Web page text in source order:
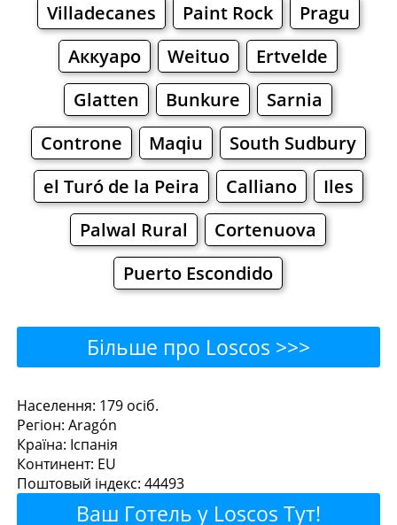
Villadecanes
Paint Rock
Pragu
Аккуаро
Weituo
Ertvelde
Glatten
Bunkure
Sarnia
Controne
Maqiu
South Sudbury
el Turó de la Peira
Calliano
Iles
Palwal Rural
Cortenuova
Puerto Escondido
Більше про Loscos >>>
Loscos - Де поїсти або
перекусити?
Ресторани Кафе
Населення: 179 осiб.
Регiон: Aragón
Країна: Іспанія
Континент: EU
Поштовый iндекс: 44493
Ваш Готель у Loscos Тут!